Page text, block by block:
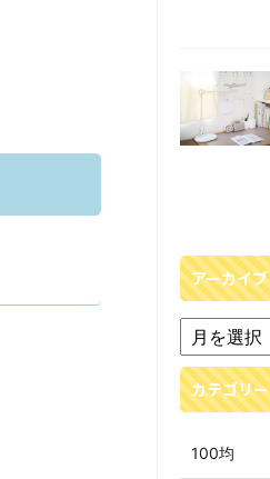
アーカイブ
カテゴリー
100均